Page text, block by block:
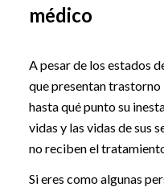
médico
A pesar de los estados
que presentan trastorno
hasta qué punto su
vidas y las vidas de sus
no reciben el
Si eres como algunas